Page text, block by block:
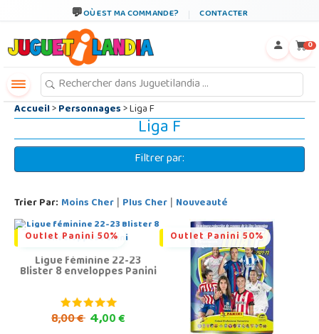
OÙ EST MA COMMANDE? CONTACTER
0
Accueil>Personnages> Liga F
Liga F
Filtrer par:
Trier Par: Moins Cher | Plus Cher | Nouveauté
Outlet Panini 50%
Ligue féminine 22-23
Blister 8 enveloppes Panini
8,00 € 4,00 €
Outlet Panini 50%